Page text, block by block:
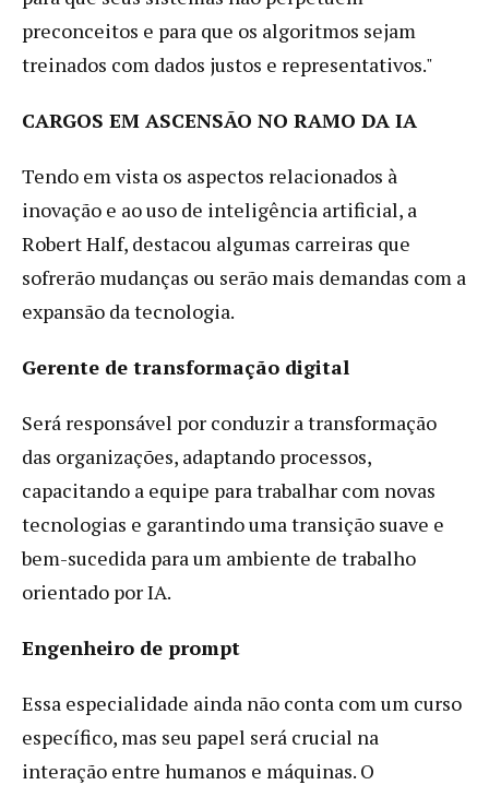
preconceitos e para que os algoritmos sejam
treinados com dados justos e representativos."
CARGOS EM ASCENSÃO NO RAMO DA IA
Tendo em vista os aspectos relacionados à
inovação e ao uso de inteligência artificial, a
Robert Half, destacou algumas carreiras que
sofrerão mudanças ou serão mais demandas com a
expansão da tecnologia.
Gerente de transformação digital
Será responsável por conduzir a transformação
das organizações, adaptando processos,
capacitando a equipe para trabalhar com novas
tecnologias e garantindo uma transição suave e
bem-sucedida para um ambiente de trabalho
orientado por IA.
Engenheiro de prompt
Essa especialidade ainda não conta com um curso
específico, mas seu papel será crucial na
interação entre humanos e máquinas. O